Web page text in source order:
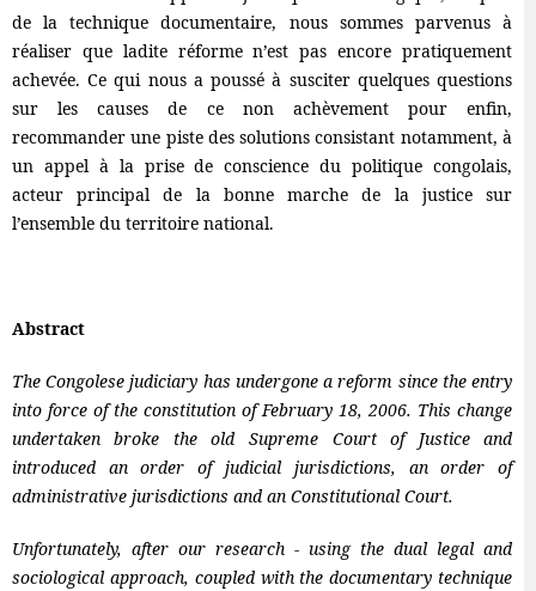
de la technique documentaire, nous sommes parvenus à
réaliser que ladite réforme n’est pas encore pratiquement
achevée. Ce qui nous a poussé à susciter quelques questions
sur les causes de ce non achèvement pour enfin,
recommander une piste des solutions consistant notamment, à
un appel à la prise de conscience du politique congolais,
acteur principal de la bonne marche de la justice sur
l’ensemble du territoire national.
Abstract
The Congolese judiciary has undergone a reform since the entry
into force of the constitution of February 18, 2006. This change
undertaken broke the old Supreme Court of Justice and
introduced an order of judicial jurisdictions, an order of
administrative jurisdictions and an Constitutional Court.
Unfortunately, after our research - using the dual legal and
sociological approach, coupled with the documentary technique